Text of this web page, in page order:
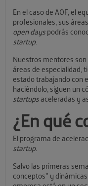
En el caso de AOF, el
profesionales, sus
open days podrás
startup.
Nuestros mentores
áreas de especialidad,
estado trabajando con
haciéndolo, siguen un
startupsaceleradas y
¿En qué
El programa de
startup.
Salvo las primeras
conceptos” y